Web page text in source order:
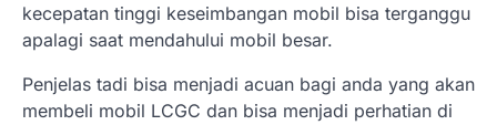
kecepatan tinggi keseimbangan mobil bisa terganggu
apalagi saat mendahului mobil besar.
Penjelas tadi bisa menjadi acuan bagi anda yang akan
membeli mobil LCGC dan bisa menjadi perhatian di